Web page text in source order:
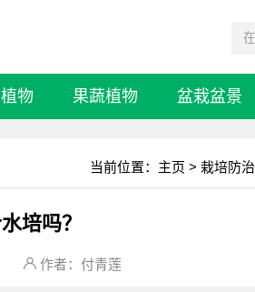
物 果蔬植物 盆栽盆景
当前位置： 主页 > 栽培防治
培吗？
作者：付青莲